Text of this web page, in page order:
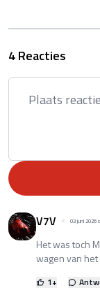
4 Reacties
V7V 03 juni 2026
Het was toch
wagen van
1+